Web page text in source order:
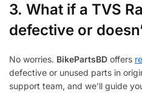
3. What if a TVS
defective or
No worries. BikePartsBD offers
defective or unused parts in
support team, and we’ll guide